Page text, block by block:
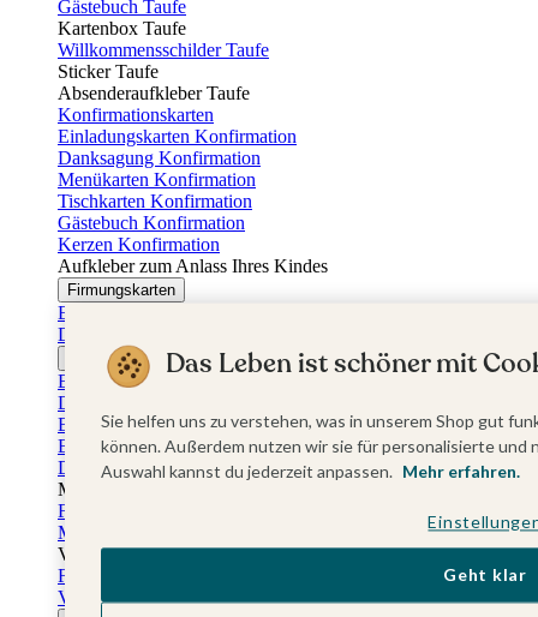
Gästebuch Taufe
Kartenbox Taufe
Willkommensschilder Taufe
Sticker Taufe
Absenderaufkleber Taufe
Konfirmationskarten
Einladungskarten Konfirmation
Danksagung Konfirmation
Menükarten Konfirmation
Tischkarten Konfirmation
Gästebuch Konfirmation
Kerzen Konfirmation
Aufkleber zum Anlass Ihres Kindes
Firmungskarten
Einladungskarten Firmung
Dankeskarten Firmung
Jugendweihekarten
Einladungskarten Jugendweihe
Dankeskarten Jugendweihe
Einschulungskarten
Einladungskarten Einschulung
Danksagung Einschulung
Muttertag
Fotogeschenke Muttertag
Muttertagskarten
Vatertag
Fotogeschenke Vatertag
Vatertagskarten
Das Leben ist schöner mit
Sie helfen uns zu verstehen, was in unserem Shop gut
können. Außerdem nutzen wir sie für personalisierte
Auswahl kannst du jederzeit anpassen. Mehr erfahren.
Geht klar